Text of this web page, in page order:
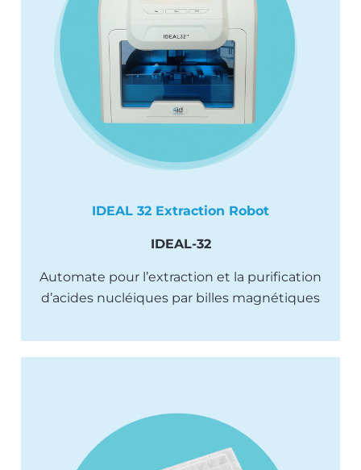
IDEAL 32 Extraction Robot
IDEAL-32
Automate pour l’extraction et la purification
d’acides nucléiques par billes magnétiques